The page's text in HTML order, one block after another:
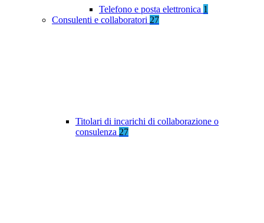
Telefono e posta elettronica 1
Consulenti e collaboratori 27
Titolari di incarichi di collaborazione o
consulenza 27